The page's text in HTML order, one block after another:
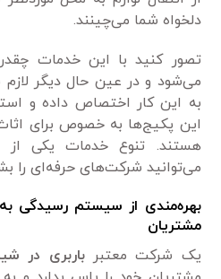
دلخواه شما می‌چینند.
تصور کنید با این خدمات
می‌شود و در عین حال دیگر
به این کار اختصاص داده و
این پکیج‌ها به خصوص برای
هستند. تنوع خدمات یکی
می‌توانید شرکت‌های حرفه‌ای را
بهره‌مندی از سیستم رسیدگی
مشتریان
یک شرکت معتبرباربری در